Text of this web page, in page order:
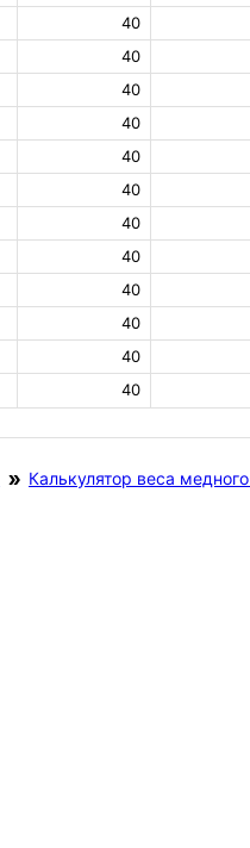
40
40
40
40
40
40
40
40
40
40
40
40
Калькулятор веса